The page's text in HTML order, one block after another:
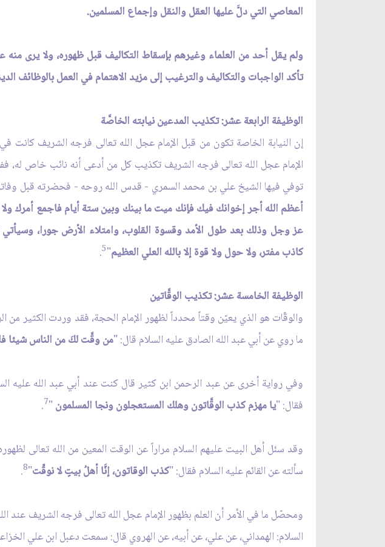
المعاصي التي دلّ‏َ عليها العقل والنقل وإجماع المسلمين.
ولم يقل أحد من العلماء وغيرهم بإسقاط التكاليف قبل ظهوره، ولا يرى
تأكد الواجبات والتكاليف والترغيب إلى مزيد الاهتمام في العمل بالوظائف
الوظيفة الرابعة عشر: تكذيب المدعين نيابته الخاصَّة
إن النيابة الخاصة تكون من قبل الإمام عجل الله تعالى فرجه الشريف كانت
الإمام عجل الله تعالى فرجه الشريف تكذيب كل من أدعى أنه نائب خاص له،
توفي فيها الشيخ علي بن محمد السمري - قدس الله روحه - فحضرته قبل
أعظم الله أجر إخوانك فيك فإنك ميت ما بينك وبين ستة أيام فاجمع أمرك
عز وجل وذلك بعد طول الأمد وقسوة القلوب، وامتلاء الأرض جورا،
كاذب مفتر، ولا حول ولا قوة إلا بالله العلي العظيم"
5
.
الوظيفة الخامسة عشر: تكذيب الوقَّاتين
والوقّات هو الذي يعيّن وقتاً محدداً لظهور الإمام الحجة، فقد وردت الكثير من
ما روي عن أبي عبد الله الصادق عليه السلام قال: "من وقَّت لكَ من الناس شيئا
وفي رواية أخرى عن عبد الرحمن ابن كثير قال كنت عند أبي عبد الله عليه
فقال: "يا مهزم كذب الوقَّاتون وهلك المستعجلون ونجا المسلمون"
7
.
وقد سئل أهل البيت عليهم السلام مراراً عن الوقت المعين من الله تعالى
سألته عن القائم عليه السلام فقال: "كذب الوقاتون، إنَّا أهلُ بيتٍ لا نوقِّت"
8
.
ومحصّل ما في الأمر أن العلم بظهور الإمام عجل الله تعالى فرجه الشريف عند
السلام: الهمداني، عن علي، عن أبيه، عن الهروي قال: سمعت دعبل ابن علي